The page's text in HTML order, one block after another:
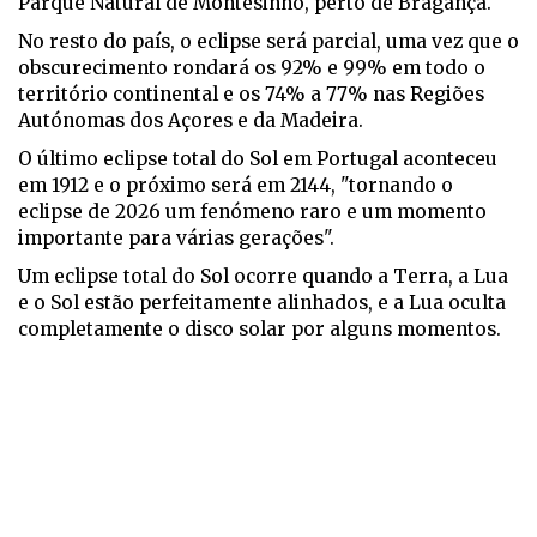
No resto do país, o eclipse será parcial, uma vez que o
obscurecimento rondará os 92% e 99% em todo o
território continental e os 74% a 77% nas Regiões
Autónomas dos Açores e da Madeira.
O último eclipse total do Sol em Portugal aconteceu
em 1912 e o próximo será em 2144, "tornando o
eclipse de 2026 um fenómeno raro e um momento
importante para várias gerações".
Um eclipse total do Sol ocorre quando a Terra, a Lua
e o Sol estão perfeitamente alinhados, e a Lua oculta
completamente o disco solar por alguns momentos.